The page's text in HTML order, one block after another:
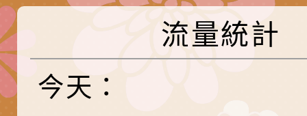
「小桃家7月課程資
「HELLO新鮮人」
養練習題」、「青少
有關本局115年「暑
年─青春專案」LED
字稿
為配合政府政策宣導
者權益暨落實保護青
檢送桃園市政府LED
流量統計
今天：